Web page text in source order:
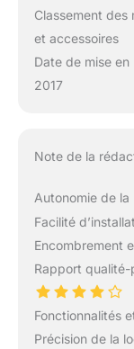
Classement des
et accessoires
Date de mise
2017
Note de la
Autonomie de la
Facilité
Encombrement
Rapport qualité-
Fonctionnalités
Précision de la